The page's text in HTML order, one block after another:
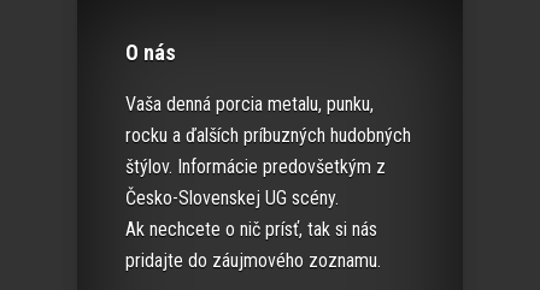
O nás
Vaša denná porcia metalu, punku,
rocku a ďalších príbuzných hudobných
štýlov. Informácie predovšetkým z
Česko-Slovenskej UG scény.
Ak nechcete o nič prísť, tak si nás
pridajte do záujmového zoznamu.